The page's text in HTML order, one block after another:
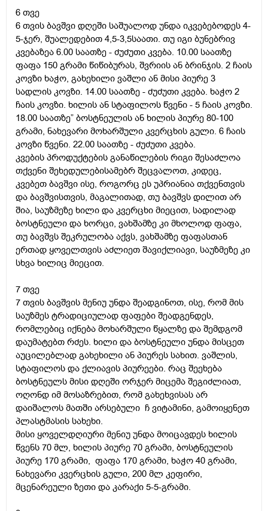
6 თვე
6 თვის ბავშვი დღეში საშუალოდ უნდა იკვებებოდეს 4-
5-ჯერ, შუალედებით 4,5-3,5საათი. თუ იგი ბუნებრივ
კვებაზეა 6.00 საათზე - ძუძუთი კვება. 10.00 საათზე
ფაფა 150 გრამი წიწიბურას, შვრიის ან ბრინჯის. 2 ჩაის
კოვზი ხაჭო, გახეხილი ვაშლი ან მისი პიურე 3
სადლის კოვზი. 14.00 საათზე - ძუძუთი კვება. ხაჭო 2
ჩაის კოვზი. ხილის ან სტაფილოს წვენი - 5 ჩაის კოვზი.
18.00 საათზე” ბოსტნეულის ან ხილის პიურე 80-100
გრამი, ნახევარი მოხარშული კვერცხის გული. 6 ჩაის
კოვზი წვენი. 22.00 საათზე - ძუძუთი კვება.
კვების პროდუქტების განაწილების რიგი შესაძლოა
თქვენი შეხედულებისამებრ შეცვალოთ, კიდეც,
კვებეთ ბავშვი ისე, როგორც ეს უპრიანია თქვენთვის
და ბავშვისთვის, მაგალითად, თუ ბავშვს დილით არ
შია, საუზმეზე ხილი და კვერცხი მიეცით, სადილად
ბოსტნეული და ხორცი, ვახშამზე კი მხოლოდ ფაფა,
თუ ბავშვს შეკრულობა აქვს, ვახშამზე ფაფასთან
ერთად ყოველთვის აძლიეთ შავიქლიავი, საუზმეზე კი
სხვა ხილიც მიეცით.
7 თვე
7 თვის ბავშვის მენიუ უნდა შეადგინოთ, ისე, რომ მის
საუზმეს ტრადიციულად ფაფები შეადგენდეს,
რომლებიც იქნება მოხარშული წყალზე და შემდგომ
დაუმატებთ რძეს. ხილი და ბოსტნეული უნდა მისცეთ
აუცილებლად გახეხილი ან პიურეს სახით. ვაშლის,
სტაფილოს და ქლიავის პიურეები. რაც შეეხება
ბოსტნეულს მისი დღეში ორჯერ მიცემა შეგიძლიათ,
ოღონდ იმ მოსაზრებით, რომ გახეხვისას არ
დაიშალოს მათში არსებული ჩ ვიტამინი, გამოიყენეთ
პლასტმასის სახეხი.
მისი ყოველდღიური მენიუ უნდა მოიცავდეს ხილის
წვენს 70 მლ, ხილის პიურე 70 გრამი, ბოსტნეულის
პიურე 170 გრამი, ფაფა 170 გრამი, ხაჭო 40 გრამი,
ნახევარი კვერცხის გული, 200 მლ კეფირი,
მცენარეული ზეთი და კარაქი 5-5-გრამი.